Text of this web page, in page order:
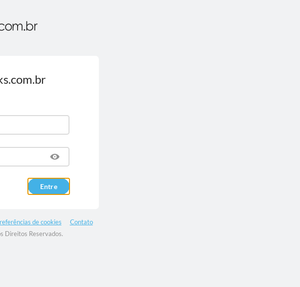
Entre
de cookies
Contato
Direitos Reservados.